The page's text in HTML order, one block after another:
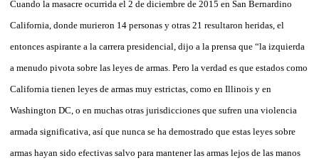
Cuando la masacre ocurrida el 2 de diciembre de 2015 en San Bernardino
California, donde murieron 14 personas y otras 21 resultaron heridas, el
entonces aspirante a la carrera presidencial, dijo a la prensa que “la izquierda
a menudo pivota sobre las leyes de armas. Pero la verdad es que estados como
California tienen leyes de armas muy estrictas, como en Illinois y en
Washington DC, o en muchas otras jurisdicciones que sufren una violencia
armada significativa, así que nunca se ha demostrado que estas leyes sobre
armas hayan sido efectivas salvo para mantener las armas lejos de las manos